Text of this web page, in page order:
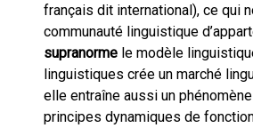
français dit international), ce qui
communauté linguistique
supranorme le modèle
linguistiques crée un marché
elle entraîne aussi un
principes dynamiques de